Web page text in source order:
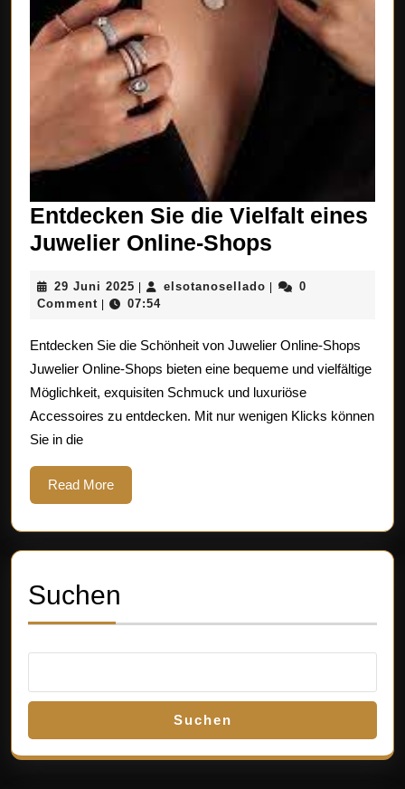
Entdecken Sie die Vielfalt eines
Juwelier Online-Shops
die
eines
Juwelier
Online-
Shops
29 Juni 2025 29
Juni
elsotanosellado elsotanosellado
0
Comment
07:54
Entdecken Sie die Schönheit von Juwelier Online-Shops
Juwelier Online-Shops bieten eine bequeme und vielfältige
Möglichkeit, exquisiten Schmuck und luxuriöse
Accessoires zu entdecken. Mit nur wenigen Klicks können
Sie in die
Read MoreRead
More
Suchen
Suchen